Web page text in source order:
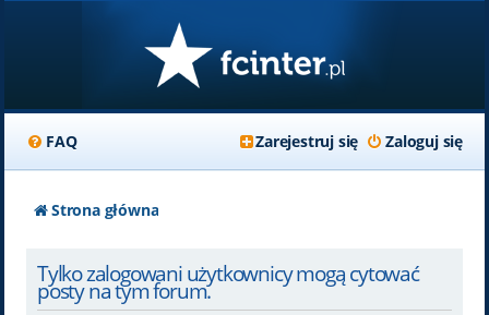
FAQ Zaloguj się
Zarejestruj się
Strona główna
Tylko zalogowani użytkownicy mogą cytować
posty na tym forum.